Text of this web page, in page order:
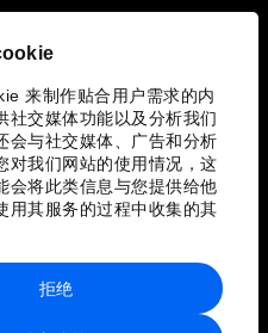
来制作贴合用户需求的内
社交媒体功能以及分析我们
会与社交媒体、广告和分析
对我们网站的使用情况，这
会将此类信息与您提供给他
用其服务的过程中收集的其
拒绝